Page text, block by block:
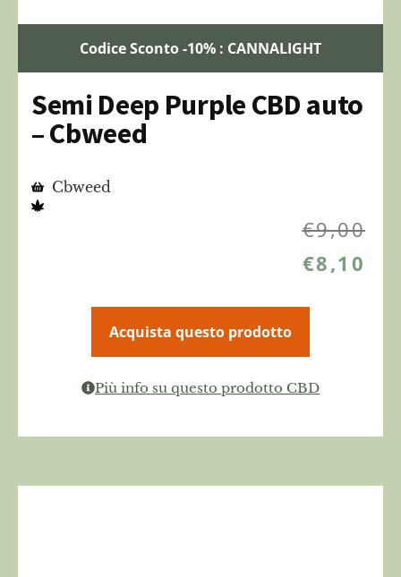
Codice Sconto -10% : CANNALIGHT
Semi Deep Purple CBD auto
– Cbweed
Cbweed
€9,00
€8,10
Acquista questo prodotto
Più info su questo prodotto CBD